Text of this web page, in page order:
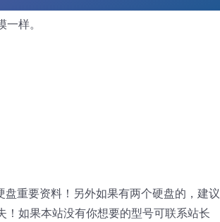
样。
重要资料！另外如果有两个硬盘的，建议
如果本站没有你想要的型号可联系站长